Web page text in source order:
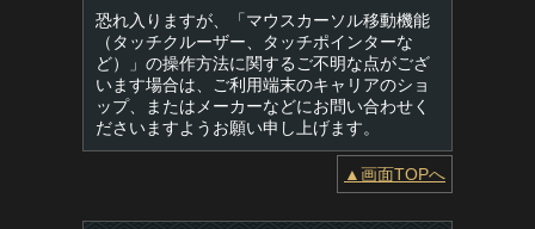
恐れ入りますが、「マウスカーソル移動機能
（タッチクルーザー、タッチポインターな
ど）」の操作方法に関するご不明な点がござ
います場合は、ご利用端末のキャリアのショ
ップ、またはメーカーなどにお問い合わせく
ださいますようお願い申し上げます。
▲画面TOPへ